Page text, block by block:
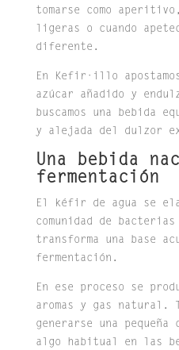
tomarse como aperitivo,
ligeras o cuando
diferente.
En Kefir·illo
azúcar añadido y
buscamos una bebida
y alejada del dulzor
Una bebida
fermentación
El kéfir de agua se
comunidad de
transforma una base
fermentación.
En ese proceso se
aromas y gas natural.
generarse una
algo habitual en las